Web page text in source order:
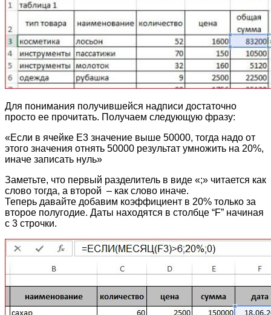
Для понимания получившейся надписи достаточно
просто ее прочитать. Получаем следующую фразу:
«Если в ячейке Е3 значение выше 50000, тогда надо от
этого значения отнять 50000 результат умножить на 20%,
иначе записать нуль»
Заметьте, что первый разделитель в виде «;» читается как
слово тогда, а второй – как слово иначе.
Теперь давайте добавим коэффициент в 20% только за
второе полугодие. Даты находятся в столбце “F” начиная
с 3 строчки.